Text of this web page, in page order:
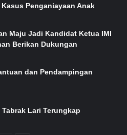
Penganiayaan Anak
Maju Jadi Kandidat Ketua IMI
Berikan Dukungan
dan Pendampingan
Tabrak Lari Terungkap